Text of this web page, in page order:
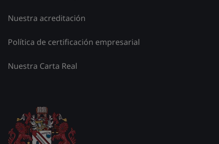
Nuestra acreditación
Política de certificación empresarial
Nuestra Carta Real